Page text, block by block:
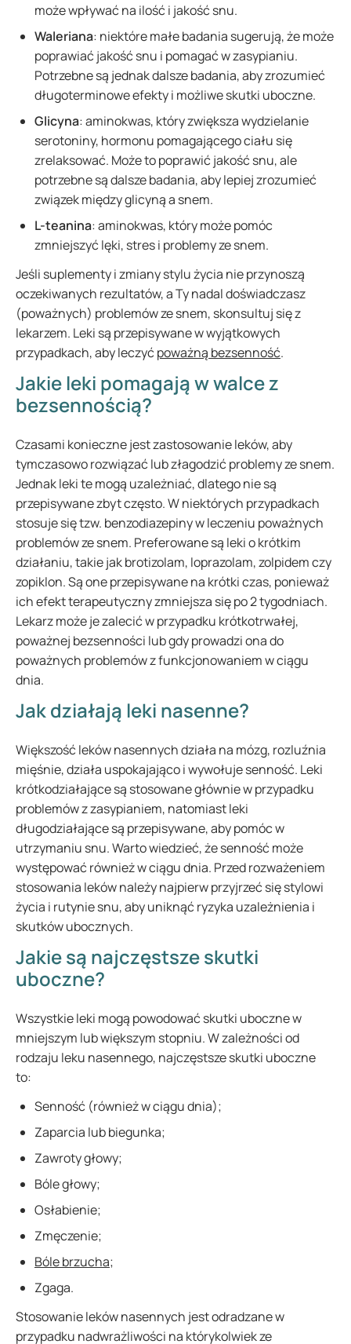
może wpływać na ilość i jakość snu.
Waleriana: niektóre małe badania sugerują, że może
poprawiać jakość snu i pomagać w zasypianiu.
Potrzebne są jednak dalsze badania, aby zrozumieć
długoterminowe efekty i możliwe skutki uboczne.
Glicyna: aminokwas, który zwiększa wydzielanie
serotoniny, hormonu pomagającego ciału się
zrelaksować. Może to poprawić jakość snu, ale
potrzebne są dalsze badania, aby lepiej zrozumieć
związek między glicyną a snem.
L-teanina: aminokwas, który może pomóc
zmniejszyć lęki, stres i problemy ze snem.
Jeśli suplementy i zmiany stylu życia nie przynoszą
oczekiwanych rezultatów, a Ty nadal doświadczasz
(poważnych) problemów ze snem, skonsultuj się z
lekarzem. Leki są przepisywane w wyjątkowych
przypadkach, aby leczyćpoważną bezsenność.
Jakie leki pomagają w walce z
bezsennością?
Czasami konieczne jest zastosowanie leków, aby
tymczasowo rozwiązać lub złagodzić problemy ze snem.
Jednak leki te mogą uzależniać, dlatego nie są
przepisywane zbyt często. W niektórych przypadkach
stosuje się tzw. benzodiazepiny w leczeniu poważnych
problemów ze snem. Preferowane są leki o krótkim
działaniu, takie jak brotizolam, loprazolam, zolpidem czy
zopiklon. Są one przepisywane na krótki czas, ponieważ
ich efekt terapeutyczny zmniejsza się po 2 tygodniach.
Lekarz może je zalecić w przypadku krótkotrwałej,
poważnej bezsenności lub gdy prowadzi ona do
poważnych problemów z funkcjonowaniem w ciągu
dnia.
Jak działają leki nasenne?
Większość leków nasennych działa na mózg, rozluźnia
mięśnie, działa uspokajająco i wywołuje senność. Leki
krótkodziałające są stosowane głównie w przypadku
problemów z zasypianiem, natomiast leki
długodziałające są przepisywane, aby pomóc w
utrzymaniu snu. Warto wiedzieć, że senność może
występować również w ciągu dnia. Przed rozważeniem
stosowania leków należy najpierw przyjrzeć się stylowi
życia i rutynie snu, aby uniknąć ryzyka uzależnienia i
skutków ubocznych.
Jakie są najczęstsze skutki
uboczne?
Wszystkie leki mogą powodować skutki uboczne w
mniejszym lub większym stopniu. W zależności od
rodzaju leku nasennego, najczęstsze skutki uboczne
to:
Senność (również w ciągu dnia);
Zaparcia lub biegunka;
Zawroty głowy;
Bóle głowy;
Osłabienie;
Zmęczenie;
Bóle brzucha;
Zgaga.
Stosowanie leków nasennych jest odradzane w
przypadku nadwrażliwości na którykolwiek ze